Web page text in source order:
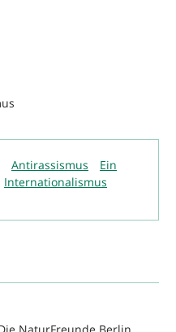
Antirassismus
Ein
Internationalismus
NaturFreunde Berlin